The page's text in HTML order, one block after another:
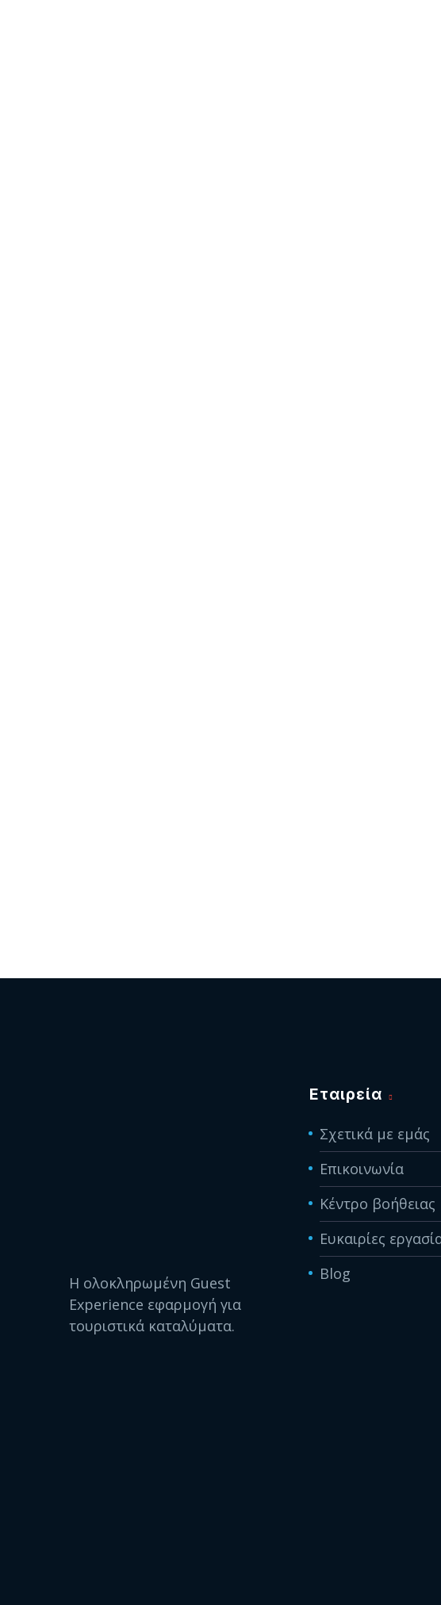
Η ολοκληρωμένη Guest
Experience εφαρμογή για
τουριστικά καταλύματα.
Εταιρεία
Σχετικά με εμάς
Επικοινωνία
Κέντρο βοήθειας
Ευκαιρίες
Blog